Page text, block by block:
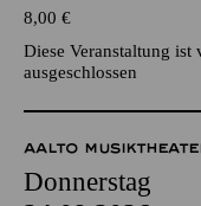
8,00 €
Diese Veranstaltung ist
ausgeschlossen
AALTO
Donnerstag